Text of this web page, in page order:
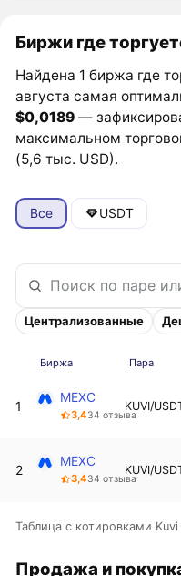
Биржи где
Найдена 1 биржа где
августа самая
$0,0189 —
максимальном
(5,6 тыс. USD).
Все USDT
Централизованные
Биржа Пара
1
MEXC
3,434 отзыва
KUVI/
2
MEXC
3,434 отзыва
KUVI/
Таблица с котировками
Продажа и